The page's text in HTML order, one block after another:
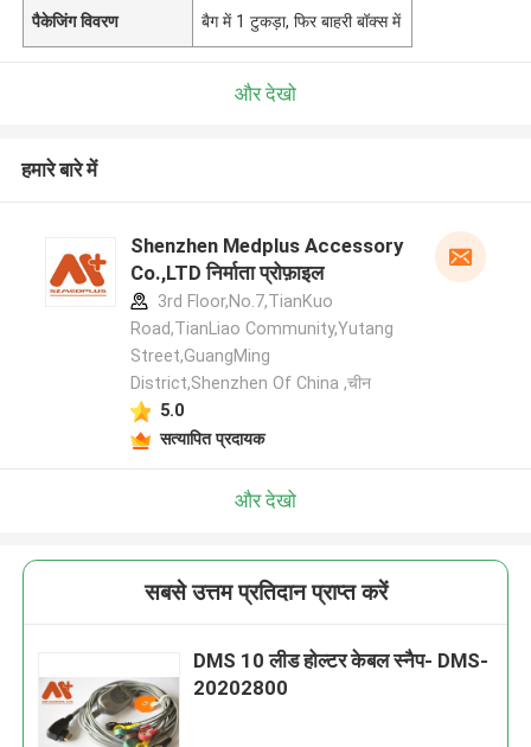
पैकेजिंग विवरण बैग में 1 टुकड़ा, फिर बाहरी बॉक्स में
और देखो
हमारे बारे में
Shenzhen Medplus Accessory
Co.,LTD निर्माता प्रोफ़ाइल
3rd Floor,No.7,TianKuo
Road,TianLiao Community,Yutang
Street,GuangMing
District,Shenzhen Of China ,चीन
5.0
सत्यापित प्रदायक
और देखो
सबसे उत्तम प्रतिदान प्राप्त करें
DMS 10 लीड होल्टर केबल स्नैप- DMS-
20202800